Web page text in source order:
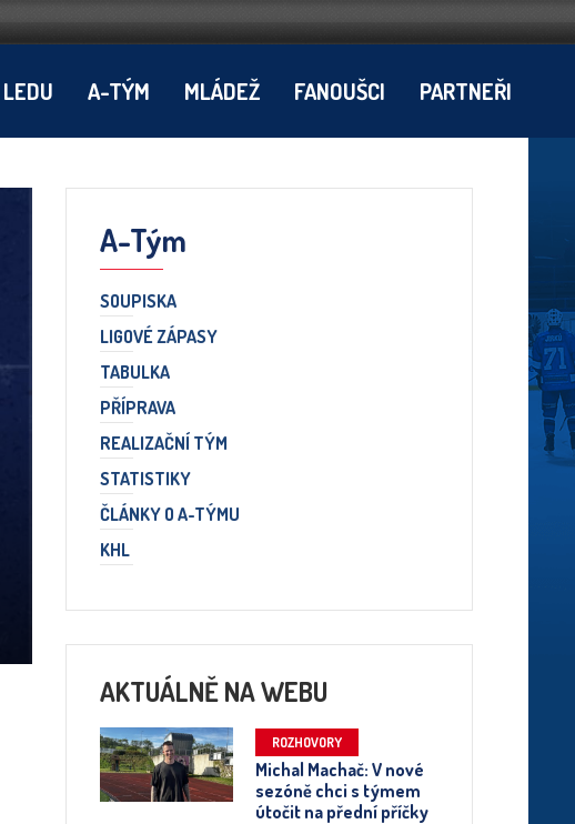
A-TÝM MLÁDEŽ FANOUŠCI PARTNEŘI
A-Tým
SOUPISKA
LIGOVÉ ZÁPASY
TABULKA
PŘÍPRAVA
REALIZAČNÍ TÝM
STATISTIKY
ČLÁNKY O A-TÝMU
KHL
AKTUÁLNĚ NA WEBU
ROZHOVORY
Michal Machač: V nové
sezóně chci s týmem
útočit na přední příčky